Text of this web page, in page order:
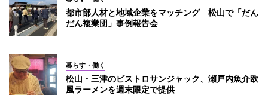
都市部人材と地域企業をマッチング 松山で「だん
だん複業団」事例報告会
暮らす・働く
松山・三津のビストロサンジャック、瀬戸内魚介欧
風ラーメンを週末限定で提供